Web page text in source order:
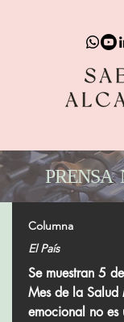
PRENSA
Columna
El País
Se muestran 5
Mes de la Salud
emocional no es